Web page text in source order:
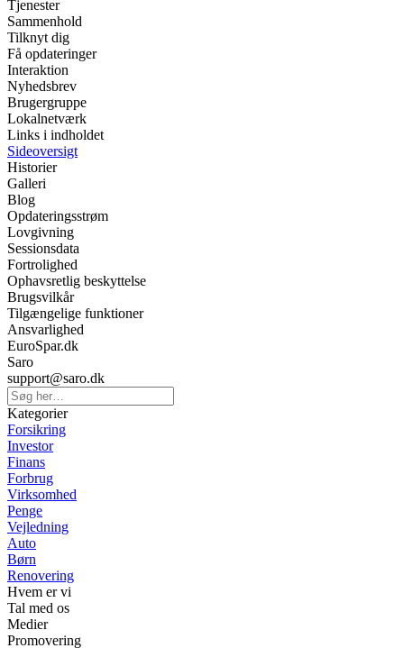
Tjenester
Sammenhold
Tilknyt dig
Få opdateringer
Interaktion
Nyhedsbrev
Brugergruppe
Lokalnetværk
Links i indholdet
Sideoversigt
Historier
Galleri
Blog
Opdateringsstrøm
Lovgivning
Sessionsdata
Fortrolighed
Ophavsretlig beskyttelse
Brugsvilkår
Tilgængelige funktioner
Ansvarlighed
EuroSpar.dk
Saro
support@saro.dk
Kategorier
Forsikring
Investor
Finans
Forbrug
Virksomhed
Penge
Vejledning
Auto
Børn
Renovering
Hvem er vi
Tal med os
Medier
Promovering